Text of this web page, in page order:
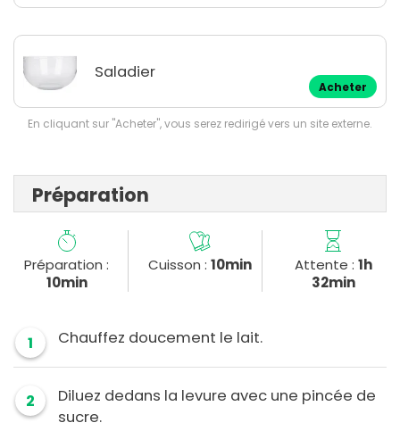
Saladier
Acheter
En cliquant sur "Acheter", vous serez redirigé vers un site externe.
Préparation
Préparation :
10min
Cuisson : 10min Attente : 1h
32min
1 Chauffez doucement le lait.
2
Diluez dedans la levure avec une pincée de
sucre.